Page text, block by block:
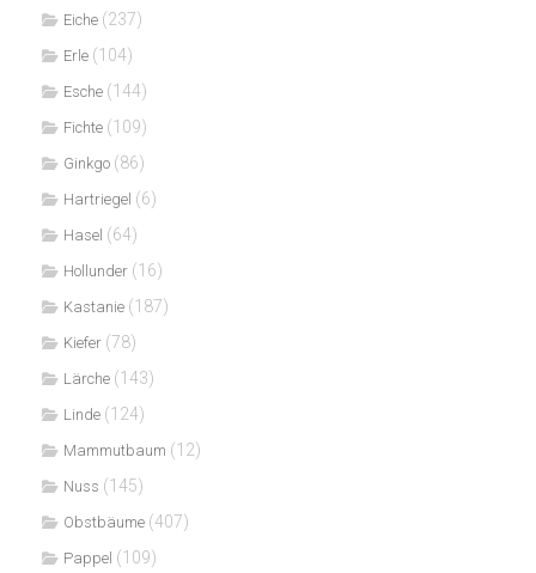
Eiche (237)
Erle (104)
Esche (144)
Fichte (109)
Ginkgo (86)
Hartriegel (6)
Hasel (64)
Hollunder (16)
Kastanie (187)
Kiefer (78)
Lärche (143)
Linde (124)
Mammutbaum (12)
Nuss (145)
Obstbäume (407)
Pappel (109)